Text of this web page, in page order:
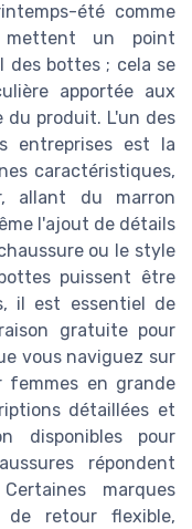
été comme
mettent un point
des bottes ; cela se
apportée aux
produit. L'un des
entreprises est la
caractéristiques,
allant du marron
l'ajout de détails
ou le style
puissent être
il est essentiel de
gratuite pour
vous naviguez sur
en grande
détaillées et
disponibles pour
répondent
marques
de retour flexible,